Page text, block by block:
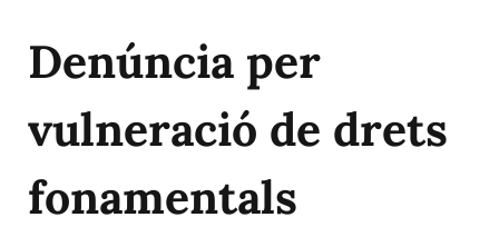
Denúncia per
vulneració de drets
fonamentals